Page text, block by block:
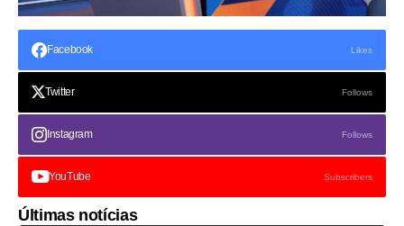
Facebook Likes
Twitter Follows
Instagram Follows
YouTube Subscribers
Últimas notícias